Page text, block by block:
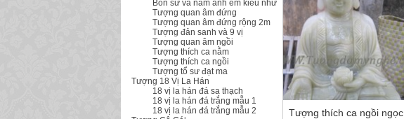
Tượng thích ca ngồi ngọc
Bổn sư và năm anh em kiều như
Tượng quan âm đứng
Tượng quan âm đứng rộng 2m
Tượng đản sanh và 9 vị
Tượng quan âm ngồi
Tượng thích ca nằm
Tượng thích ca ngồi
Tượng tổ sư đạt ma
Tượng 18 Vị La Hán
18 vị la hán đá sa thạch
18 vị la hán đá trắng mẫu 1
18 vị la hán đá trắng mẫu 2